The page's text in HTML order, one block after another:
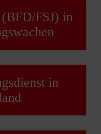
FSJ) in
in